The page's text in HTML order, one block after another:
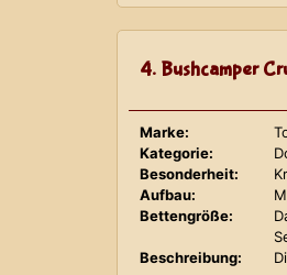
4. Bushcamper
Marke:
Kategorie:
Besonderheit:
Aufbau:
Bettengröße:
Beschreibung: